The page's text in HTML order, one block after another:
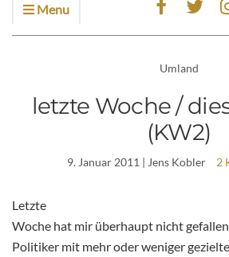
Menu
Umland
letzte Woche /
(KW2)
9. Januar 2011 | Jens Kobler 2
Letzte
Woche hat mir überhaupt nicht
Politiker mit mehr oder weniger